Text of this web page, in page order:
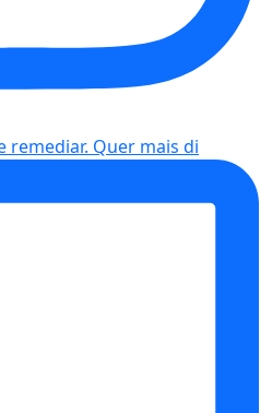
remediar. Quer mais di